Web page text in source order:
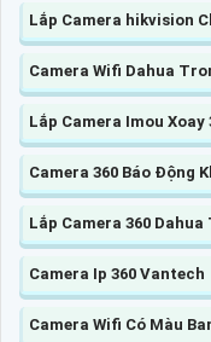
Lắp Camera hikvision
Camera Wifi Dahua
Lắp Camera Imou Xoay
Camera 360 Báo Động
Lắp Camera 360
Camera Ip 360 Vantech
Camera Wifi Có Màu